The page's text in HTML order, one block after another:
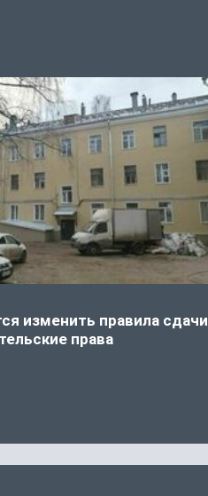
изменить правила сдачи
права